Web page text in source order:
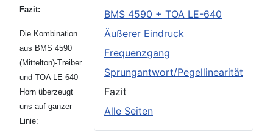
BMS 4590 + TOA LE-640
Äußerer Eindruck
Frequenzgang
Sprungantwort/Pegellinearität
Fazit
Alle Seiten
Fazit:
Die Kombination
aus BMS 4590
(Mittelton)-Treiber
und TOA LE-640-
Horn überzeugt
uns auf ganzer
Linie: